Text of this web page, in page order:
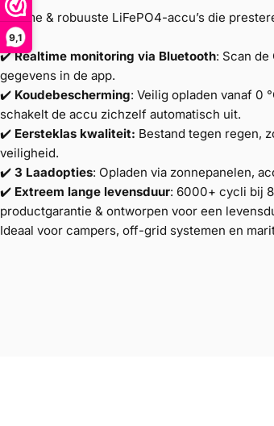
9,1
Slimme & robuuste LiFePO4-accu’s die
✔️Realtime monitoring via Bluetooth: Scan
gegevens in de app.
✔️ Koudebescherming: Veilig opladen vanaf 0
schakelt de accu zichzelf automatisch uit.
✔️ Eersteklas kwaliteit: Bestand tegen regen,
veiligheid.
✔️ 3 Laadopties: Opladen via zonnepanelen,
✔️ Extreem lange levensduur: 6000+ cycli bij
productgarantie & ontworpen voor een
Ideaal voor campers, off-grid systemen en